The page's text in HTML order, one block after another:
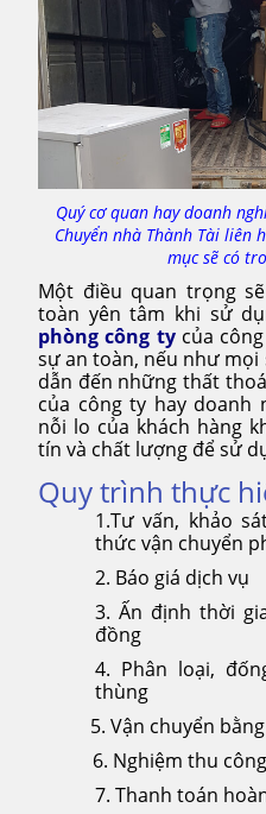
Quý cơ quan hay doanh
Chuyển nhà Thành Tài liên
mục sẽ có
Một điều quan trọng
toàn yên tâm khi sử
phòng công tycủa
sự an toàn, nếu như mọi
dẫn đến những thất
của công ty hay doanh
nỗi lo của khách hàng
tín và chất lượng để sử
Quy trình thực
1.Tư vấn, khảo
thức vận chuyển
2. Báo giá dịch vụ
3. Ấn định thời
đồng
4. Phân loại,
thùng
5. Vận chuyển bằng
6. Nghiệm thu
7. Thanh toán